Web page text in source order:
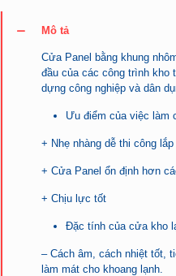
Mô tả
Cửa Panel bằng khung
đầu của các công trình kho
dựng công nghiệp và dân
Ưu điểm của việc làm
+ Nhẹ nhàng dễ thi công lắp
+ Cửa Panel ổn định hơn
+ Chịu lực tốt
Đặc tính của cửa kho
– Cách âm, cách nhiệt tốt,
làm mát cho khoang lạnh.